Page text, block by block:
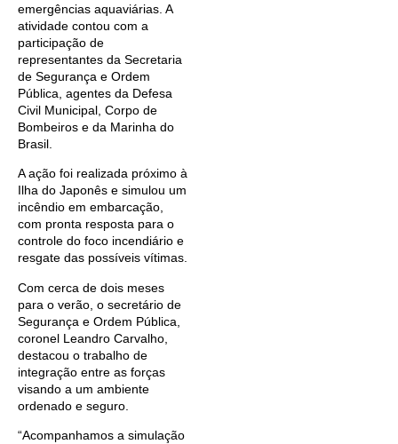
emergências aquaviárias. A
atividade contou com a
participação de
representantes da Secretaria
de Segurança e Ordem
Pública, agentes da Defesa
Civil Municipal, Corpo de
Bombeiros e da Marinha do
Brasil.
A ação foi realizada próximo à
Ilha do Japonês e simulou um
incêndio em embarcação,
com pronta resposta para o
controle do foco incendiário e
resgate das possíveis vítimas.
Com cerca de dois meses
para o verão, o secretário de
Segurança e Ordem Pública,
coronel Leandro Carvalho,
destacou o trabalho de
integração entre as forças
visando a um ambiente
ordenado e seguro.
“Acompanhamos a simulação